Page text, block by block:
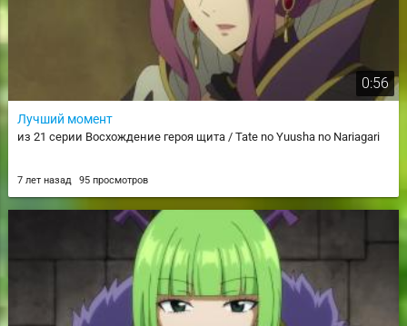
0:56
Лучший момент
из 21 серии Восхождение героя щита / Tate no Yuusha no Nariagari
7 лет назад 95 просмотров